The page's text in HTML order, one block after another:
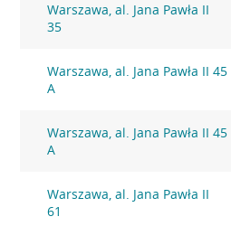
Warszawa, al. Jana Pawła II
35
Warszawa, al. Jana Pawła II 45
A
Warszawa, al. Jana Pawła II 45
A
Warszawa, al. Jana Pawła II
61